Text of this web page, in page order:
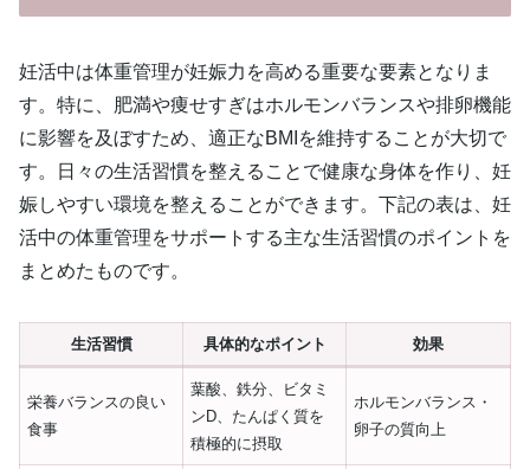
妊活中は体重管理が妊娠力を高める重要な要素となりま
す。特に、肥満や痩せすぎはホルモンバランスや排卵機能
に影響を及ぼすため、適正なBMIを維持することが大切で
す。日々の生活習慣を整えることで健康な身体を作り、妊
娠しやすい環境を整えることができます。下記の表は、妊
活中の体重管理をサポートする主な生活習慣のポイントを
まとめたものです。
生活習慣 具体的なポイント 効果
栄養バランスの良い
食事
葉酸、鉄分、ビタミ
ンD、たんぱく質を
積極的に摂取
ホルモンバランス・
卵子の質向上